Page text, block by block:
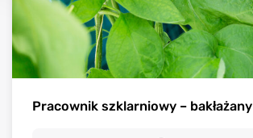
Pracownik szklarniowy – bakłażany